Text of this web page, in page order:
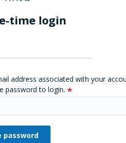
time login
address associated with your
password to login.